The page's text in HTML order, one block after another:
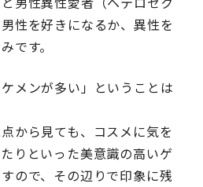
性を好きになるか、異性を
です。
メンが多い」ということは
から見ても、コスメに気を
りといった美意識の高いゲ
ので、その辺りで印象に残